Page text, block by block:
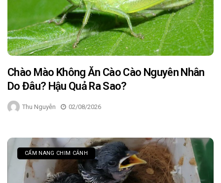
Chào Mào Không Ăn Cào Cào Nguyên Nhân
Do Đâu? Hậu Quả Ra Sao?
Thu Nguyễn 02/08/2026
CẨM NANG CHIM CẢNH